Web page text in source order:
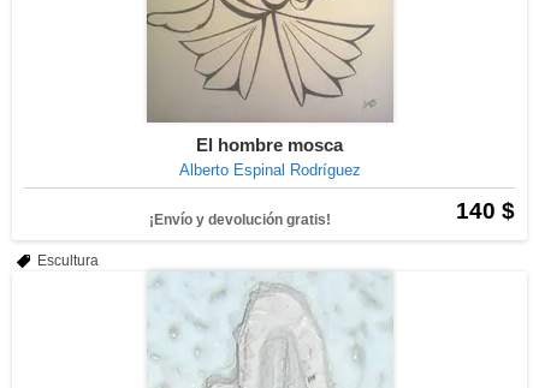
El hombre mosca
Alberto Espinal Rodríguez
140 $
¡Envío y devolución gratis!
Escultura